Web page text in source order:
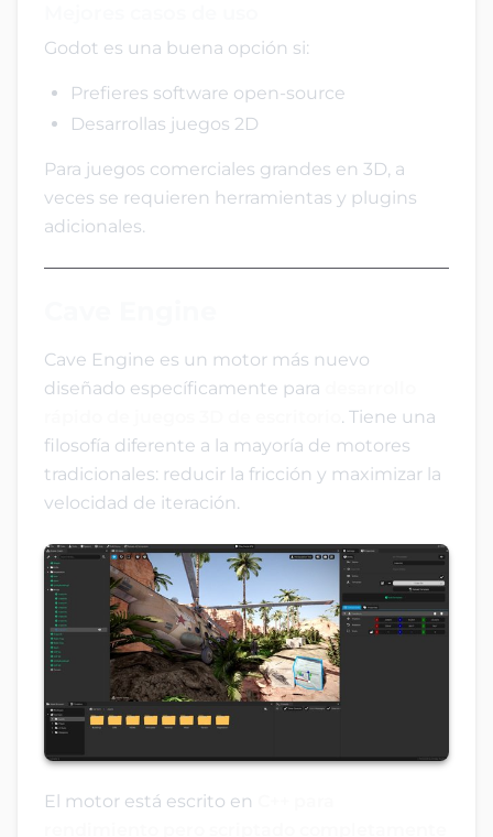
Godot es una buena opción si:
Prefieres software open-source
Desarrollas juegos 2D
Para juegos comerciales grandes en 3D, a
veces se requieren herramientas y plugins
adicionales.
Cave Engine es un motor más nuevo
diseñado específicamente para
. Tiene una
filosofía diferente a la mayoría de motores
tradicionales: reducir la fricción y maximizar la
velocidad de iteración.
El motor está escrito en